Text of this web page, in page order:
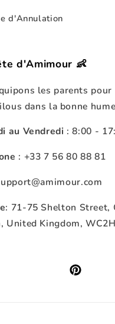
d'Annulation
d'Amimour 👶
les parents
dans la bonne
au Vendredi : 8:00 -
: +33 7 56 80 88 81
: 71-75 Shelton Street,
United Kingdom,
Pinterest